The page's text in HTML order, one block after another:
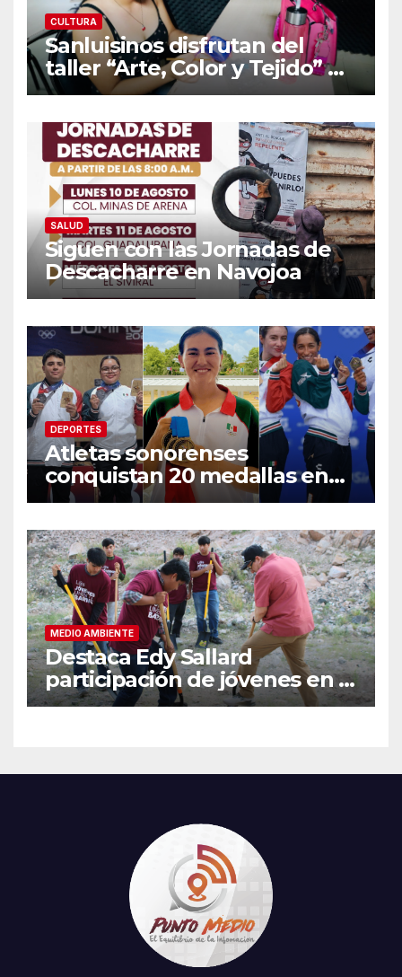
CULTURA
Sanluisinos disfrutan del
taller “Arte, Color y Tejido” de
Cultura Municipal
SALUD
Siguen con las Jornadas de
Descacharre en Navojoa
DEPORTES
Atletas sonorenses
conquistan 20 medallas en
Centroamericanos
MEDIO AMBIENTE
Destaca Edy Sallard
participación de jóvenes en la
Jornada Nacional de